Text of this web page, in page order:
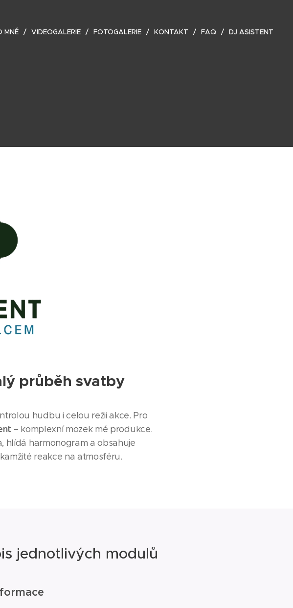
MNĚ VIDEOGALERIE FOTOGALERIE KONTAKT FAQ DJ ASISTENT
průběh svatby
hudbu i celou režii akce. Pro
– komplexní mozek mé produkce.
hlídá harmonogram a obsahuje
reakce na atmosféru.
jednotlivých modulů